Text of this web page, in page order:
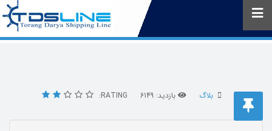
بلاگ بازدید: 6149 RATING: